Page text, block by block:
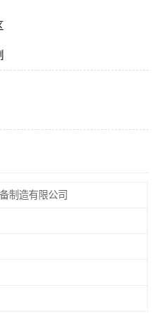
制造有限公司